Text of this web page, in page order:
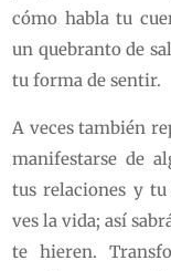
cómo habla tu
un quebranto de
tu forma de sentir.
A veces también
manifestarse de
tus relaciones y
ves la vida; así
te hieren.